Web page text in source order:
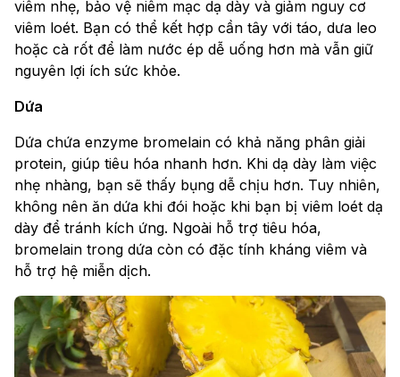
viêm nhẹ, bảo vệ niêm mạc dạ dày và giảm nguy cơ
viêm loét. Bạn có thể kết hợp cần tây với táo, dưa leo
hoặc cà rốt để làm nước ép dễ uống hơn mà vẫn giữ
nguyên lợi ích sức khỏe.
Dứa
Dứa chứa enzyme bromelain có khả năng phân giải
protein, giúp tiêu hóa nhanh hơn. Khi dạ dày làm việc
nhẹ nhàng, bạn sẽ thấy bụng dễ chịu hơn. Tuy nhiên,
không nên ăn dứa khi đói hoặc khi bạn bị viêm loét dạ
dày để tránh kích ứng. Ngoài hỗ trợ tiêu hóa,
bromelain trong dứa còn có đặc tính kháng viêm và
hỗ trợ hệ miễn dịch.